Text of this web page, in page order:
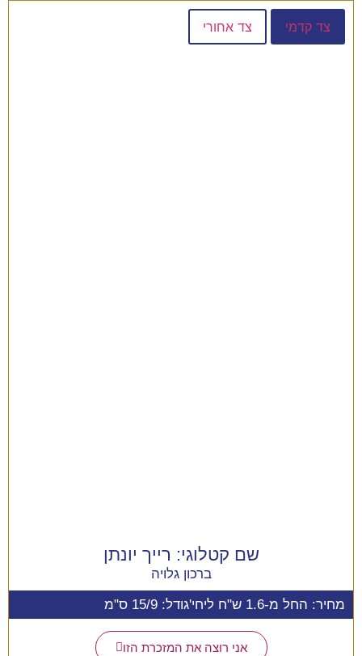
צד קדמי צד אחורי
שם קטלוגי: רייך יונתן
ברכון גלויה
מחיר: החל מ-1.6 ש"ח ליחי'
גודל: 15/9 ס"מ
אני רוצה את המזכרת הזו